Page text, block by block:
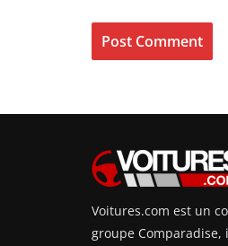
Voitures.com est un
groupe